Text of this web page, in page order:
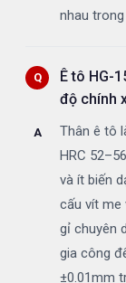
nhau
Ê tô HG-
độ chính
Thân ê tô
HRC
và ít biến
cấu vít me
gỉ chuyên
gia công
±0.01mm